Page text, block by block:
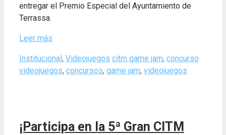
entregar el Premio Especial del Ayuntamiento de
Terrassa.
Leer más
Categories
Institucional, Videojuegos Tags
citm game jam, concurso
videojuegos, concursos, game jam, videojuegos
¡Participa en la 5ª Gran CITM